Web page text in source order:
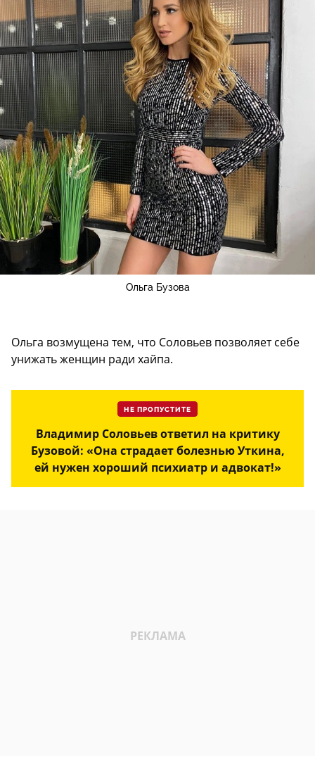
Ольга Бузова
Ольга возмущена тем, что Соловьев позволяет себе
унижать женщин ради хайпа.
НЕ ПРОПУСТИТЕ
Владимир Соловьев ответил на критику
Бузовой: «Она страдает болезнью Уткина,
ей нужен хороший психиатр и адвокат!»